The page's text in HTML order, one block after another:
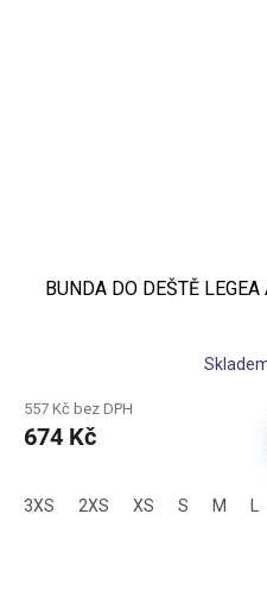
BUNDA DO DEŠTĚ
557 Kč bez DPH
674 Kč
3XS 2XS XS S M